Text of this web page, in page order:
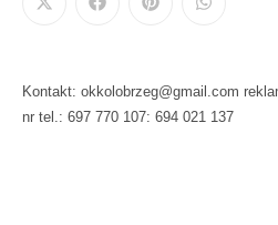
Kontakt: okkolobrzeg@gmail.com
nr tel.: 697 770 107: 694 021 137